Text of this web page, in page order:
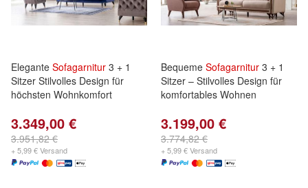
Elegante Sofagarnitur 3 + 1
Sitzer Stilvolles Design für
höchsten Wohnkomfort
3.349,00 €
3.951,82 €
+ 5,99 € Versand
Bequeme Sofagarnitur 3 + 1
Sitzer – Stilvolles Design für
komfortables Wohnen
3.199,00 €
3.774,82 €
+ 5,99 € Versand